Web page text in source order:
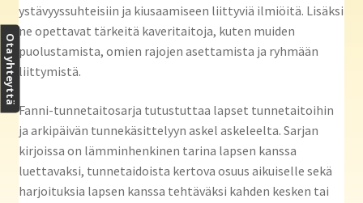
ystävyyssuhteisiin ja kiusaamiseen liittyviä ilmiöitä. Lisäksi
ne opettavat tärkeitä kaveritaitoja, kuten muiden
puolustamista, omien rajojen asettamista ja ryhmään
liittymistä.
Fanni-tunnetaitosarja tutustuttaa lapset tunnetaitoihin
ja arkipäivän tunnekäsittelyyn askel askeleelta. Sarjan
kirjoissa on lämminhenkinen tarina lapsen kanssa
luettavaksi, tunnetaidoista kertova osuus aikuiselle sekä
harjoituksia lapsen kanssa tehtäväksi kahden kesken tai
Ota yhteyttä